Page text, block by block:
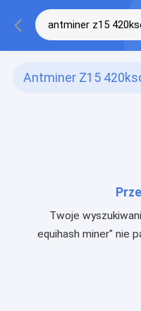
Antminer Z15
Twoje
equihash miner" nie